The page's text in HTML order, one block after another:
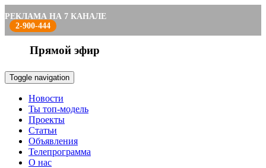
РЕКЛАМА НА 7 КАНАЛЕ
2-900-444
Прямой эфир
Toggle navigation
Новости
Ты топ-модель
Проекты
Статьи
Объявления
Телепрограмма
О нас